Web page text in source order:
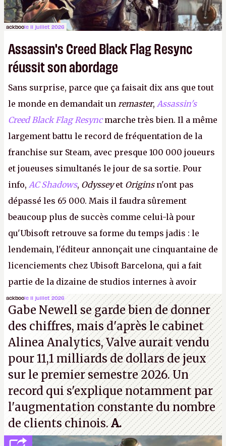
ackboole 11 juillet 2026
Assassin's Creed Black Flag Resync
réussit son abordage
Sans surprise, parce que ça faisait dix ans que tout
le monde en demandait un remaster, Assassin's
Creed Black Flag Resyncmarche très bien. Il a même
largement battu le record de fréquentation de la
franchise sur Steam, avec presque 100 000 joueurs
et joueuses simultanés le jour de sa sortie. Pour
info, AC Shadows, Odysseyet Originsn'ont pas
dépassé les 65 000. Mais il faudra sûrement
beaucoup plus de succès comme celui-là pour
qu'Ubisoft retrouve sa forme du temps jadis : le
lendemain, l'éditeur annonçait une cinquantaine de
licenciements chez Ubisoft Barcelona, qui a fait
partie de la dizaine de studios internes à avoir
travaillé sur cetAssassin's Creedsous la direction
d'Ubisoft Singapour.A.
ackboole 11 juillet 2026
Gabe Newell se garde bien de donner
des chiffres, mais d'après le cabinet
Alinea Analytics, Valve aurait vendu
pour 11,1 milliards de dollars de jeux
sur le premier semestre 2026. Un
record qui s'explique notamment par
l'augmentation constante du nombre
de clients chinois.A.